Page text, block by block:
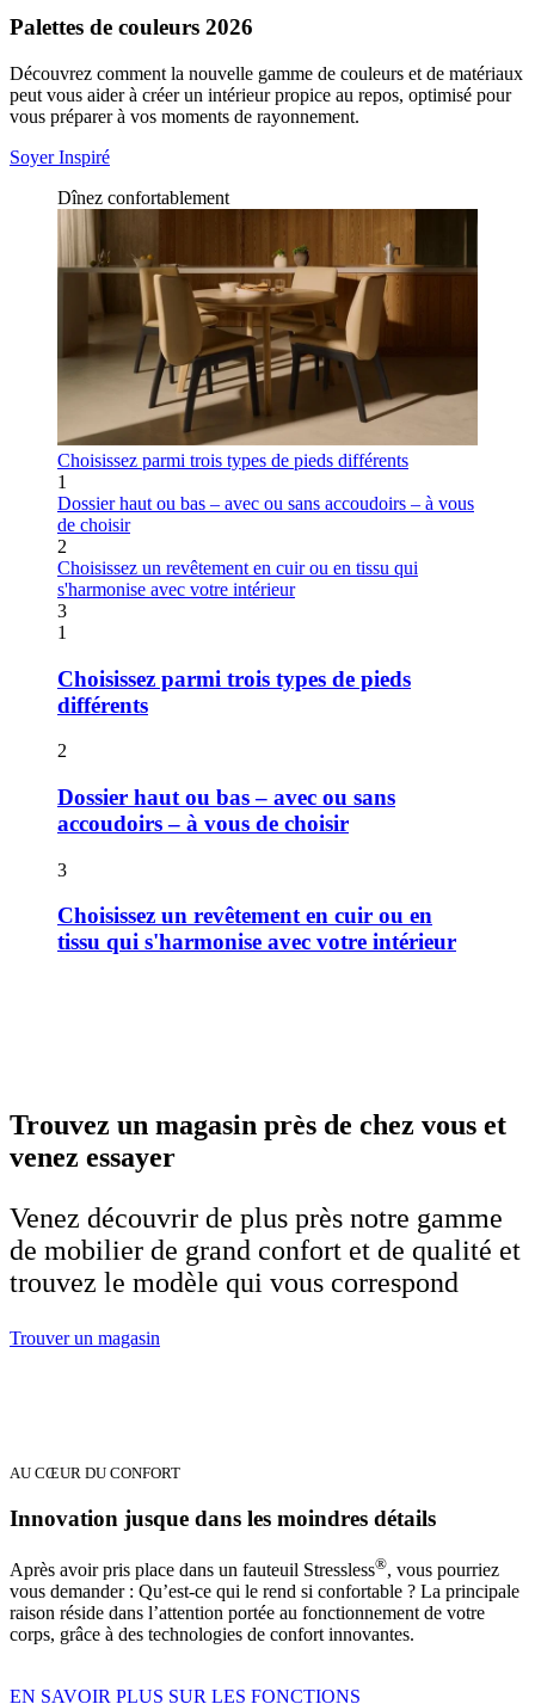
Palettes de couleurs 2026
Découvrez comment la nouvelle gamme de couleurs et de matériaux
peut vous aider à créer un intérieur propice au repos, optimisé pour
vous préparer à vos moments de rayonnement.
Soyer Inspiré
Dînez confortablement
Choisissez parmi trois types de pieds différents
1
Dossier haut ou bas – avec ou sans accoudoirs – à vous
de choisir
2
Choisissez un revêtement en cuir ou en tissu qui
s'harmonise avec votre intérieur
3
1
Choisissez parmi trois types de pieds
différents
2
Dossier haut ou bas – avec ou sans
accoudoirs – à vous de choisir
3
Choisissez un revêtement en cuir ou en
tissu qui s'harmonise avec votre intérieur
Trouvez un magasin près de chez vous et
venez essayer
Venez découvrir de plus près notre gamme
de mobilier de grand confort et de qualité et
trouvez le modèle qui vous correspond
Trouver un magasin
AU CŒUR DU CONFORT
Innovation jusque dans les moindres détails
Après avoir pris place dans un fauteuil Stressless®, vous pourriez
vous demander : Qu’est-ce qui le rend si confortable ? La principale
raison réside dans l’attention portée au fonctionnement de votre
corps, grâce à des technologies de confort innovantes.
EN SAVOIR PLUS SUR LES FONCTIONS